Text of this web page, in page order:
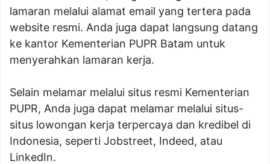
lamaran melalui alamat email yang tertera pada
website resmi. Anda juga dapat langsung datang
ke kantor Kementerian PUPR Batam untuk
menyerahkan lamaran kerja.
Selain melamar melalui situs resmi Kementerian
PUPR, Anda juga dapat melamar melalui situs-
situs lowongan kerja terpercaya dan kredibel di
Indonesia, seperti Jobstreet, Indeed, atau
LinkedIn.